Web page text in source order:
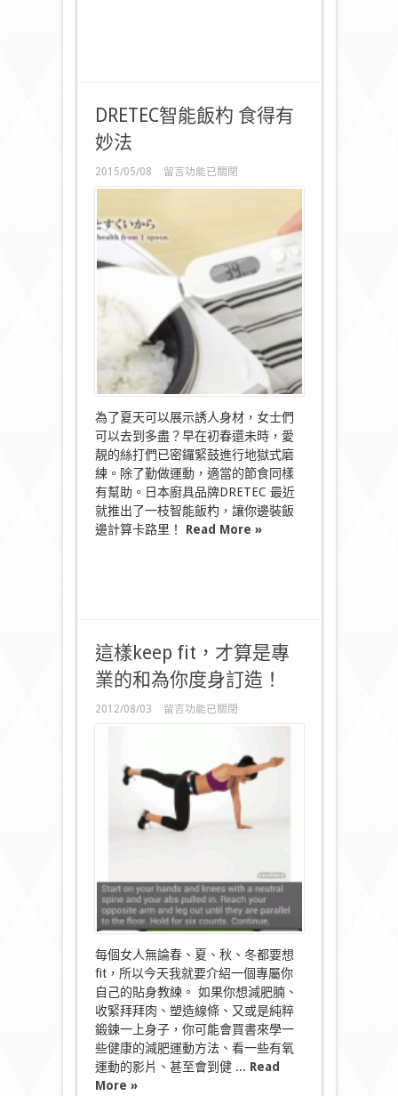
DRETEC智能飯杓 食得有
妙法
2015/05/08
在
〈DRETEC
飯
杓
食
得
妙
法〉
中
留言功能已關閉
為了夏天可以展示誘人身材，女士們
可以去到多盡？早在初春還未時，愛
靚的絲打們已密鑼緊鼓進行地獄式磨
練。除了勤做運動，適當的節食同樣
有幫助。日本廚具品牌DRETEC 最近
就推出了一枝智能飯杓，讓你邊裝飯
邊計算卡路里！ Read More »
這樣keep fit，才算是專
業的和為你度身訂造！
2012/08/03
在
才
專
為
你
度
身
訂
造！〉
中
留言功能已關閉
每個女人無論春、夏、秋、冬都要想
fit，所以今天我就要介紹一個專屬你
自己的貼身教練。 如果你想減肥腩、
收緊拜拜肉、塑造線條、又或是純粹
鍛鍊一上身子，你可能會買書來學一
些健康的減肥運動方法、看一些有氧
運動的影片、甚至會到健 ... Read
More »